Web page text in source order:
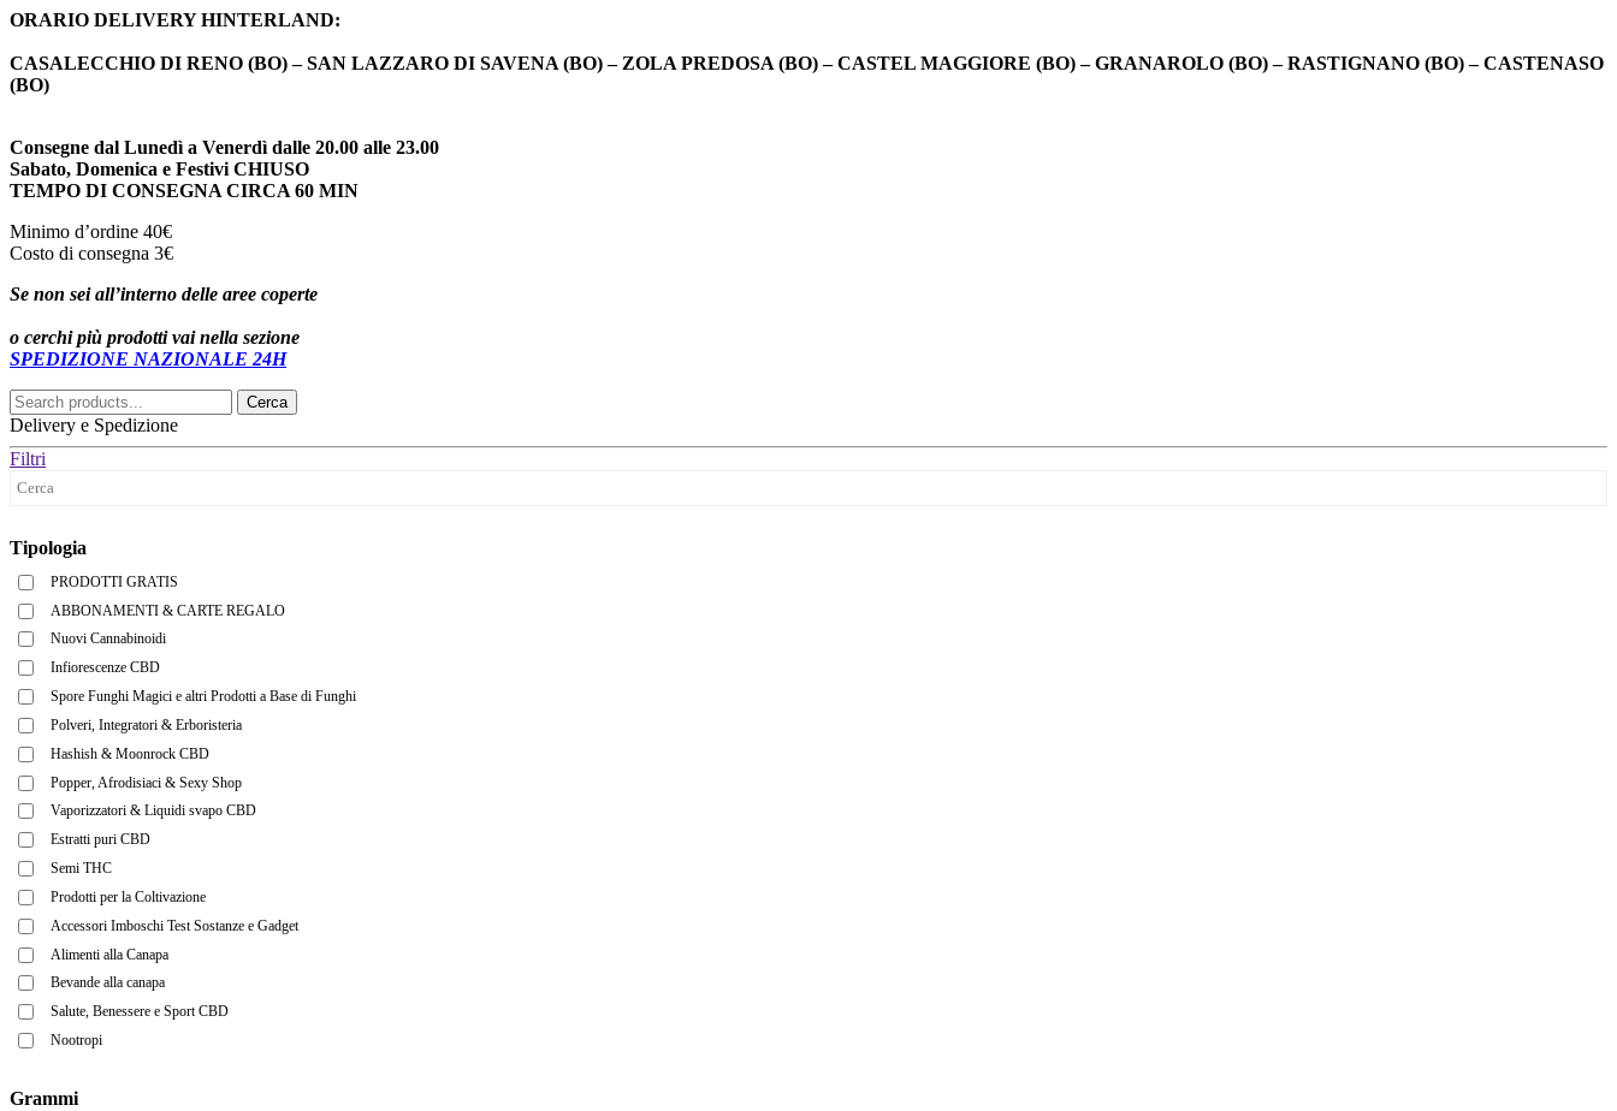
ORARIO DELIVERY HINTERLAND:
CASALECCHIO DI RENO (BO) – SAN LAZZARO DI SAVENA (BO) – ZOLA PREDOSA (BO) – CASTEL MAGGIORE (BO) – GRANAROLO (BO) – RASTIGNANO (BO) – CASTENASO
(BO)
Consegne dal Lunedì a Venerdì dalle 20.00 alle 23.00
Sabato, Domenica e Festivi CHIUSO
TEMPO DI CONSEGNA CIRCA 60 MIN
Minimo d’ordine 40€
Costo di consegna 3€
Se non sei all’interno delle aree coperte
o cerchi più prodotti vai nella sezione
SPEDIZIONE NAZIONALE 24H
Cerca:
Cerca
Delivery e Spedizione
Filtri
Tipologia
PRODOTTI GRATIS
ABBONAMENTI & CARTE REGALO
Nuovi Cannabinoidi
Infiorescenze CBD
Spore Funghi Magici e altri Prodotti a Base di Funghi
Polveri, Integratori & Erboristeria
Hashish & Moonrock CBD
Popper, Afrodisiaci & Sexy Shop
Vaporizzatori & Liquidi svapo CBD
Estratti puri CBD
Semi THC
Prodotti per la Coltivazione
Accessori Imboschi Test Sostanze e Gadget
Alimenti alla Canapa
Bevande alla canapa
Salute, Benessere e Sport CBD
Nootropi
Grammi